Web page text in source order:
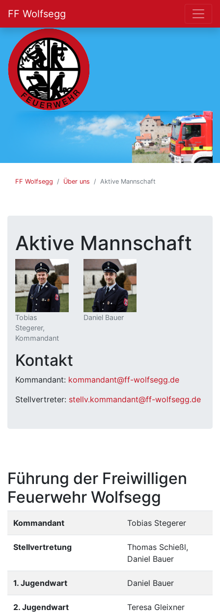
FF Wolfsegg
FF Wolfsegg Über uns Aktive Mannschaft
Aktive Mannschaft
Tobias
Stegerer,
Kommandant
Daniel Bauer
Kontakt
Kommandant: kommandant@ff-wolfsegg.de
Stellvertreter: stellv.kommandant@ff-wolfsegg.de
Führung der Freiwilligen
Feuerwehr Wolfsegg
Kommandant Tobias Stegerer
Stellvertretung
Thomas Schießl,
Daniel Bauer
1. Jugendwart Daniel Bauer
2. Jugendwart Teresa Gleixner